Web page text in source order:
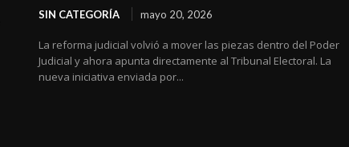
SIN CATEGORÍA mayo 20, 2026
La reforma judicial volvió a mover las piezas dentro del Poder
Judicial y ahora apunta directamente al Tribunal Electoral. La
nueva iniciativa enviada por...